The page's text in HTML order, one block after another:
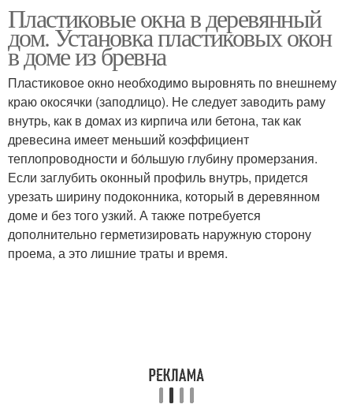
Пластиковые окна в деревянный
дом. Установка пластиковых окон
в доме из бревна
Пластиковое окно необходимо выровнять по внешнему
краю окосячки (заподлицо). Не следует заводить раму
внутрь, как в домах из кирпича или бетона, так как
древесина имеет меньший коэффициент
теплопроводности и бо́льшую глубину промерзания.
Если заглубить оконный профиль внутрь, придется
урезать ширину подоконника, который в деревянном
доме и без того узкий. А также потребуется
дополнительно герметизировать наружную сторону
проема, а это лишние траты и время.